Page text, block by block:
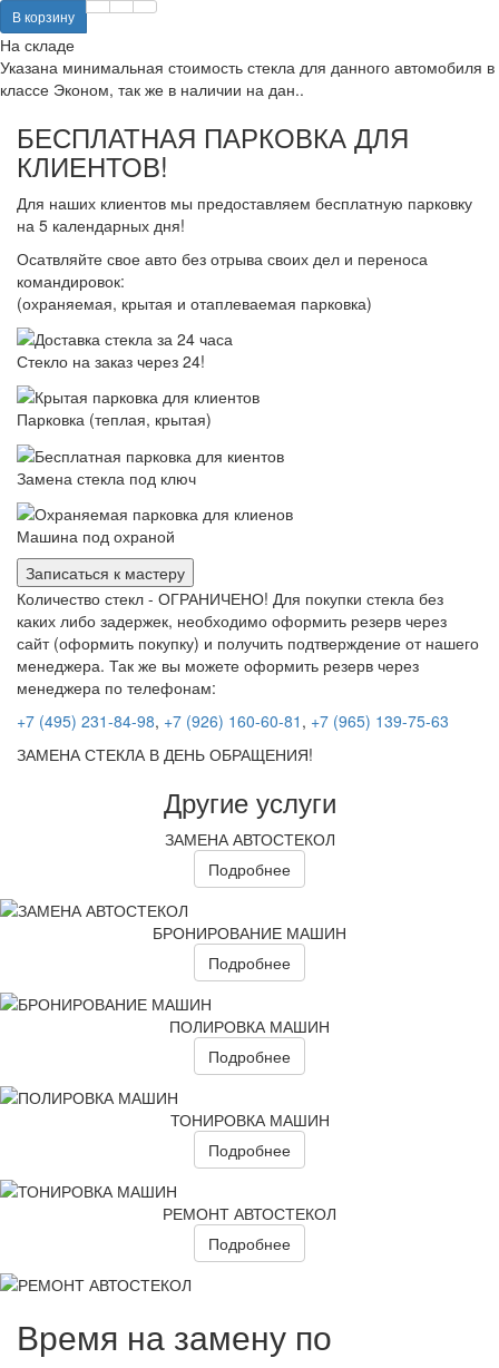
В корзину
На складе
Указана минимальная стоимость стекла для данного автомобиля в
классе Эконом, так же в наличии на дан..
БЕСПЛАТНАЯ ПАРКОВКА ДЛЯ
КЛИЕНТОВ!
Для наших клиентов мы предоставляем бесплатную парковку
на 5 календарных дня!
Осатвляйте свое авто без отрыва своих дел и переноса
командировок:
(охраняемая, крытая и отаплеваемая парковка)
Стекло на заказ через 24!
Парковка (теплая, крытая)
Замена стекла под ключ
Машина под охраной
Записаться к мастеру
Количество стекл - ОГРАНИЧЕНО! Для покупки стекла без
каких либо задержек, необходимо оформить резерв через
сайт (оформить покупку) и получить подтверждение от нашего
менеджера. Так же вы можете оформить резерв через
менеджера по телефонам:
+7 (495) 231-84-98, +7 (926) 160-60-81 , +7 (965) 139-75-63
ЗАМЕНА СТЕКЛА В ДЕНЬ ОБРАЩЕНИЯ!
Другие услуги
ЗАМЕНА АВТОСТЕКОЛ
Подробнее
БРОНИРОВАНИЕ МАШИН
Подробнее
ПОЛИРОВКА МАШИН
Подробнее
ТОНИРОВКА МАШИН
Подробнее
РЕМОНТ АВТОСТЕКОЛ
Подробнее
Время на замену по